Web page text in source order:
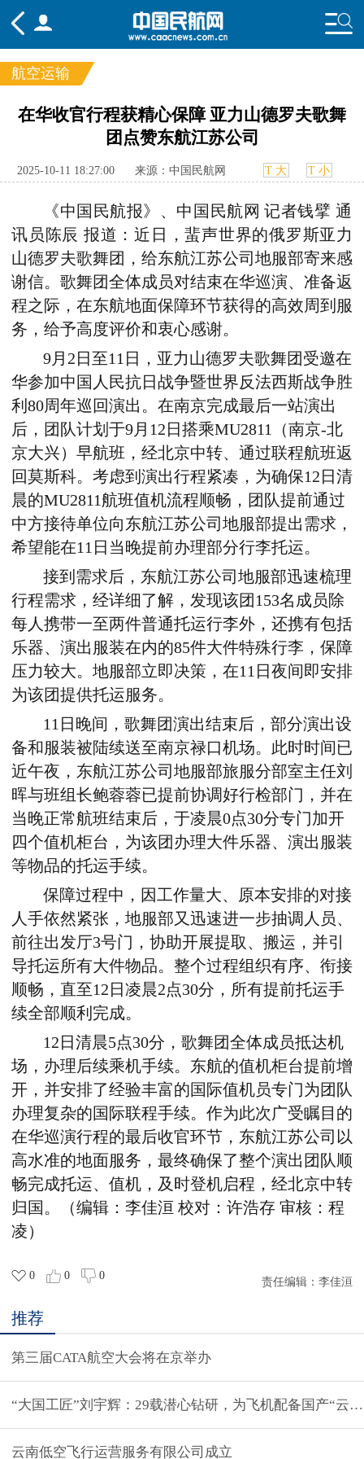
频道
要闻 国内 国际
航图 智库 专题 舆情
航空运输
在华收官行程获精心保障 亚力山德罗夫歌舞
团点赞东航江苏公司
2025-10-11 18:27:00 来源：中国民航网 T 大 T 小
《中国民航报》、中国民航网 记者钱擘 通
讯员陈辰 报道：近日，蜚声世界的俄罗斯亚力
山德罗夫歌舞团，给东航江苏公司地服部寄来感
谢信。歌舞团全体成员对结束在华巡演、准备返
程之际，在东航地面保障环节获得的高效周到服
务，给予高度评价和衷心感谢。
9月2日至11日，亚力山德罗夫歌舞团受邀在
华参加中国人民抗日战争暨世界反法西斯战争胜
利80周年巡回演出。在南京完成最后一站演出
后，团队计划于9月12日搭乘MU2811（南京-北
京大兴）早航班，经北京中转、通过联程航班返
回莫斯科。考虑到演出行程紧凑，为确保12日清
晨的MU2811航班值机流程顺畅，团队提前通过
中方接待单位向东航江苏公司地服部提出需求，
希望能在11日当晚提前办理部分行李托运。
接到需求后，东航江苏公司地服部迅速梳理
行程需求，经详细了解，发现该团153名成员除
每人携带一至两件普通托运行李外，还携有包括
乐器、演出服装在内的85件大件特殊行李，保障
压力较大。地服部立即决策，在11日夜间即安排
为该团提供托运服务。
11日晚间，歌舞团演出结束后，部分演出设
备和服装被陆续送至南京禄口机场。此时时间已
近午夜，东航江苏公司地服部旅服分部室主任刘
晖与班组长鲍蓉蓉已提前协调好行检部门，并在
当晚正常航班结束后，于凌晨0点30分专门加开
四个值机柜台，为该团办理大件乐器、演出服装
等物品的托运手续。
保障过程中，因工作量大、原本安排的对接
人手依然紧张，地服部又迅速进一步抽调人员、
前往出发厅3号门，协助开展提取、搬运，并引
导托运所有大件物品。整个过程组织有序、衔接
顺畅，直至12日凌晨2点30分，所有提前托运手
续全部顺利完成。
12日清晨5点30分，歌舞团全体成员抵达机
场，办理后续乘机手续。东航的值机柜台提前增
开，并安排了经验丰富的国际值机员专门为团队
办理复杂的国际联程手续。作为此次广受瞩目的
在华巡演行程的最后收官环节，东航江苏公司以
高水准的地面服务，最终确保了整个演出团队顺
畅完成托运、值机，及时登机启程，经北京中转
归国。
（编辑：李佳洹 校对：许浩存 审核：程
凌）
0 0 0
责任编辑： 李佳洹
推荐
第三届CATA航空大会将在京举办
“大国工匠”刘宇辉：29载潜心钻研，为飞机配备国产“云
云南低空飞行运营服务有限公司成立